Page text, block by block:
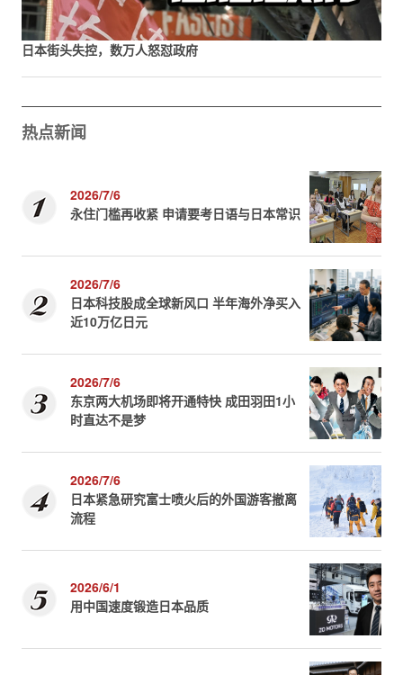
日本街头失控，数万人怒怼政府
热点新闻
2026/7/6
永住门槛再收紧 申请要考日语与日本常识
2026/7/6
日本科技股成全球新风口 半年海外净买入
近10万亿日元
2026/7/6
东京两大机场即将开通特快 成田羽田1小
时直达不是梦
2026/7/6
日本紧急研究富士喷火后的外国游客撤离
流程
2026/6/1
用中国速度锻造日本品质